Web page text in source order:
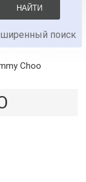
НАЙТИ
поиск
Choo